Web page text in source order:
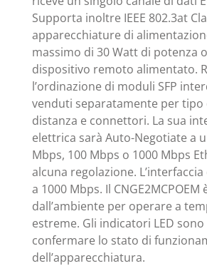
Supporta inoltre IEEE 802.3at
apparecchiature di
massimo di 30 Watt di potenza
dispositivo remoto alimentato.
l’ordinazione di moduli SFP
venduti separatamente per tipo
distanza e connettori. La sua
elettrica sarà Auto-Negotiate a
Mbps, 100 Mbps o 1000 Mbps
alcuna regolazione.
a 1000 Mbps. Il
dall’ambiente per operare a
estreme. Gli indicatori LED
confermare lo stato di
dell’apparecchiatura.